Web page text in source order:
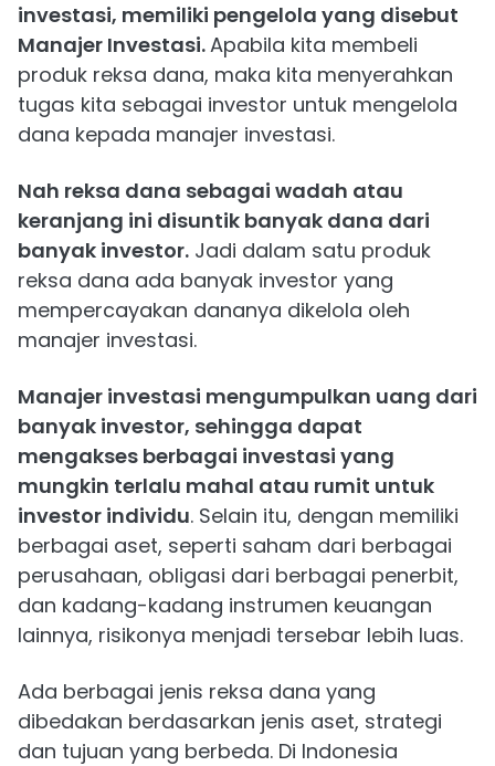
investasi, memiliki pengelola yang disebut
Manajer Investasi.Apabila kita membeli
produk reksa dana, maka kita menyerahkan
tugas kita sebagai investor untuk mengelola
dana kepada manajer investasi.
Nah reksa dana sebagai wadah atau
keranjang ini disuntik banyak dana dari
banyak investor. Jadi dalam satu produk
reksa dana ada banyak investor yang
mempercayakan dananya dikelola oleh
manajer investasi.
Manajer investasi mengumpulkan uang dari
banyak investor, sehingga dapat
mengakses berbagai investasi yang
mungkin terlalu mahal atau rumit untuk
investor individu. Selain itu, dengan memiliki
berbagai aset, seperti saham dari berbagai
perusahaan, obligasi dari berbagai penerbit,
dan kadang-kadang instrumen keuangan
lainnya, risikonya menjadi tersebar lebih luas.
Ada berbagai jenis reksa dana yang
dibedakan berdasarkan jenis aset, strategi
dan tujuan yang berbeda. Di Indonesia